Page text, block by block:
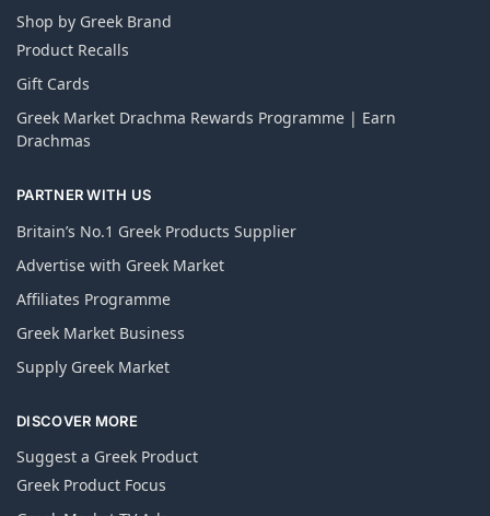
Shop by Greek Brand
Product Recalls
Gift Cards
Greek Market Drachma Rewards Programme | Earn
Drachmas
PARTNER WITH US
Britain’s No.1 Greek Products Supplier
Advertise with Greek Market
Affiliates Programme
Greek Market Business
Supply Greek Market
DISCOVER MORE
Suggest a Greek Product
Greek Product Focus